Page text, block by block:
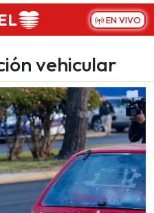
EN VIVO
vehicular